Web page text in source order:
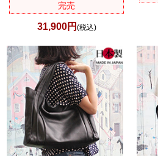
完売
31,900円 (税込)